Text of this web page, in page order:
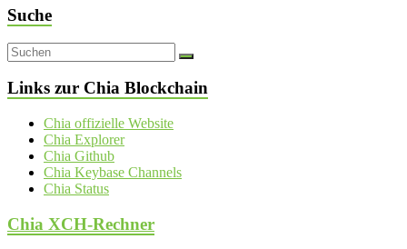
Suche
Links zur Chia Blockchain
Chia offizielle Website
Chia Explorer
Chia Github
Chia Keybase Channels
Chia Status
Chia XCH-Rechner